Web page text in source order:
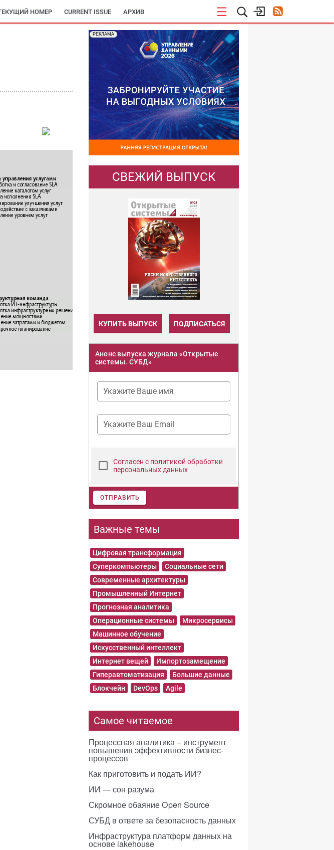
НОМЕР CURRENT ISSUE АРХИВ
РЕКЛАМА
СВЕЖИЙ ВЫПУСК
КУПИТЬ ВЫПУСК ПОДПИСАТЬСЯ
Анонс выпуска журнала «Открытые
системы. СУБД»
Укажите Ваше имя
Укажите Ваш Email
Согласен с политикой обработки
персональных данных
ОТПРАВИТЬ
Важные темы
Цифровая трансформация
Суперкомпьютеры
Социальные сети
Современные архитектуры
Промышленный Интернет
Прогнозная аналитика
Операционные системы
Микросервисы
Машинное обучение
Искусственный интеллект
Интернет вещей
Импортозамещение
Гиперавтоматизация
Большие данные
Блокчейн
DevOps Agile
Самое читаемое
Процессная аналитика – инструмент
повышения эффективности бизнес-
процессов
Как приготовить и подать ИИ?
ИИ — сон разума
Скромное обаяние Open Source
СУБД в ответе за безопасность данных
Инфраструктура платформ данных на
основе lakehouse